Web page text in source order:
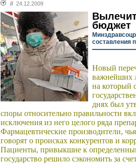
// 24.12.2009
бюджет
составления
Новый
важнейших
на который
днях был
споры относительно правильности
исключения из него целого ряда
Фармацевтические производители,
говорят о происках конкурентов и
Пациенты, привыкшие к
государство решило сэкономить за